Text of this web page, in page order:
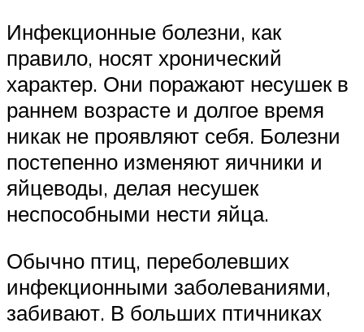
Инфекционные болезни, как
правило, носят хронический
характер. Они поражают несушек в
раннем возрасте и долгое время
никак не проявляют себя. Болезни
постепенно изменяют яичники и
яйцеводы, делая несушек
неспособными нести яйца.
Обычно птиц, переболевших
инфекционными заболеваниями,
забивают. В больших птичниках